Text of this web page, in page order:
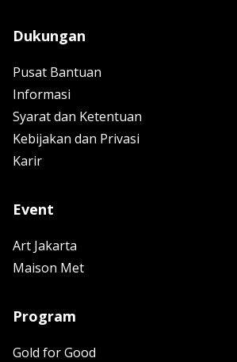
Dukungan
Pusat Bantuan
Informasi
Syarat dan Ketentuan
Kebijakan dan Privasi
Karir
Event
Art Jakarta
Maison Met
Program
Gold for Good